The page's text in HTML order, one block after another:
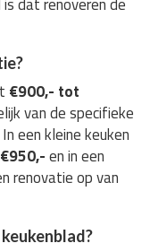
€900,- tot
van de specifieke
een kleine keuken
en in een
renovatie op van